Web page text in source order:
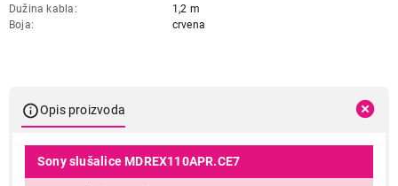
Dužina kabla
1,2 m
Boja
crvena
Opis proizvoda
Sony slušalice MDREX110APR.CE7